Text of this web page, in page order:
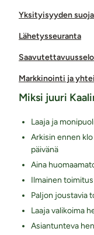
Yksityisyyden
Lähetysseuranta
Markkinointi ja
Miksi juuri
Laaja ja
Arkisin ennen
päivänä
Aina
Ilmainen
Paljon joustavia
Laaja valikoima
Asiantunteva